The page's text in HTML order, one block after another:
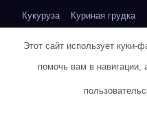
Кукуруза Куриная грудка
Куриная грудка
Этот сайт использует куки-
помочь вам в навигации,